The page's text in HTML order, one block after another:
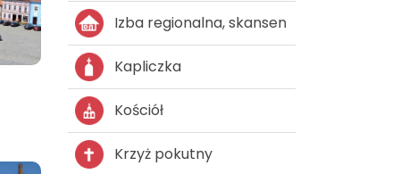
Izba regionalna, skansen
Kapliczka
Kościół
Krzyż pokutny